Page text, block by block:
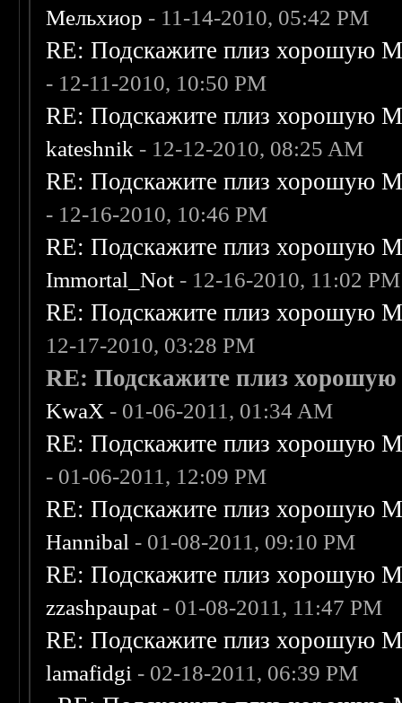
Мельхиор - 11-14-2010, 05:42 PM
RE: Подскажите плиз хорошую
- 12-11-2010, 10:50 PM
RE: Подскажите плиз хорошую
kateshnik - 12-12-2010, 08:25 AM
RE: Подскажите плиз хорошую
- 12-16-2010, 10:46 PM
RE: Подскажите плиз хорошую
Immortal_Not - 12-16-2010, 11:02 PM
RE: Подскажите плиз хорошую
12-17-2010, 03:28 PM
RE: Подскажите плиз
KwaX - 01-06-2011, 01:34 AM
RE: Подскажите плиз хорошую
- 01-06-2011, 12:09 PM
RE: Подскажите плиз хорошую
Hannibal - 01-08-2011, 09:10 PM
RE: Подскажите плиз хорошую
zzashpaupat - 01-08-2011, 11:47 PM
RE: Подскажите плиз хорошую
lamafidgi - 02-18-2011, 06:39 PM